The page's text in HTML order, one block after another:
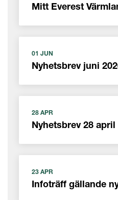
Mitt Everest
01 JUN
Nyhetsbrev juni
28 APR
Nyhetsbrev 28 april
23 APR
Infoträff gällande